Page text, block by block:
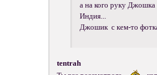
а на кого руку Джошка
Индия...
Джошик с кем-то
tentrah